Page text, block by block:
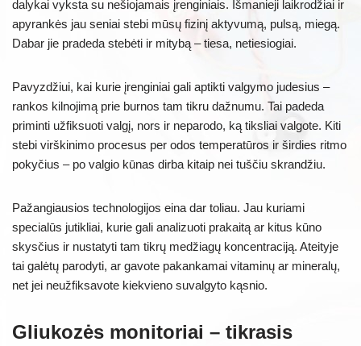
dalykai vyksta su nešiojamais įrenginiais. Išmanieji laikrodžiai ir
apyrankės jau seniai stebi mūsų fizinį aktyvumą, pulsą, miegą.
Dabar jie pradeda stebėti ir mitybą – tiesa, netiesiogiai.
Pavyzdžiui, kai kurie įrenginiai gali aptikti valgymo judesius –
rankos kilnojimą prie burnos tam tikru dažnumu. Tai padeda
priminti užfiksuoti valgį, nors ir neparodo, ką tiksliai valgote. Kiti
stebi virškinimo procesus per odos temperatūros ir širdies ritmo
pokyčius – po valgio kūnas dirba kitaip nei tuščiu skrandžiu.
Pažangiausios technologijos eina dar toliau. Jau kuriami
specialūs jutikliai, kurie gali analizuoti prakaitą ar kitus kūno
skysčius ir nustatyti tam tikrų medžiagų koncentraciją. Ateityje
tai galėtų parodyti, ar gavote pakankamai vitaminų ar mineralų,
net jei neužfiksavote kiekvieno suvalgyto kąsnio.
Gliukozės monitoriai – tikrasis